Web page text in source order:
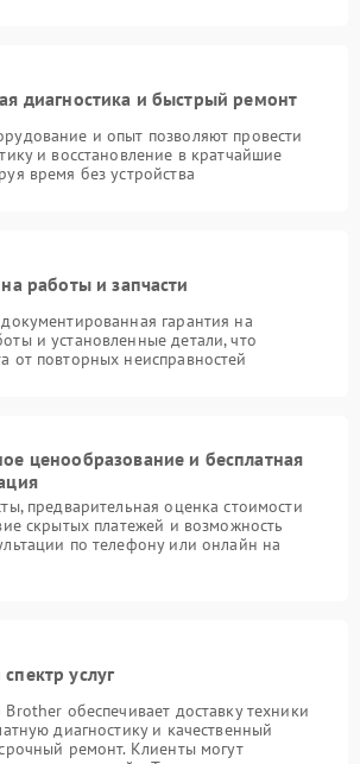
диагностика и быстрый ремонт
и опыт позволяют провести
и восстановление в кратчайшие
время без устройства
работы и запчасти
гарантия на
и установленные детали, что
от повторных неисправностей
ценообразование и бесплатная
предварительная оценка стоимости
скрытых платежей и возможность
по телефону или онлайн на
услуг
обеспечивает доставку техники
диагностику и качественный
ремонт. Клиенты могут